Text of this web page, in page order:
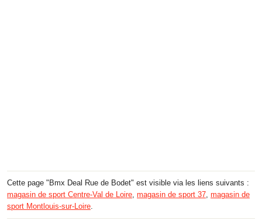
Cette page "Bmx Deal Rue de Bodet" est visible via les liens suivants :
magasin de sport Centre-Val de Loire, magasin de sport 37, magasin de
sport Montlouis-sur-Loire.